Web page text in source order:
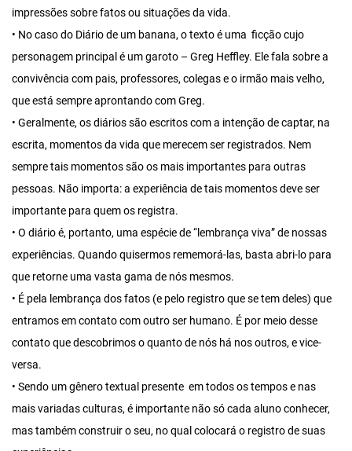
impressões sobre fatos ou situações da vida.
• No caso do Diário de um banana, o texto é uma ficção cujo
personagem principal é um garoto – Greg Heffley. Ele fala sobre a
convivência com pais, professores, colegas e o irmão mais velho,
que está sempre aprontando com Greg.
• Geralmente, os diários são escritos com a intenção de captar, na
escrita, momentos da vida que merecem ser registrados. Nem
sempre tais momentos são os mais importantes para outras
pessoas. Não importa: a experiência de tais momentos deve ser
importante para quem os registra.
• O diário é, portanto, uma espécie de “lembrança viva” de nossas
experiências. Quando quisermos rememorá-las, basta abri-lo para
que retorne uma vasta gama de nós mesmos.
• É pela lembrança dos fatos (e pelo registro que se tem deles) que
entramos em contato com outro ser humano. É por meio desse
contato que descobrimos o quanto de nós há nos outros, e vice-
versa.
• Sendo um gênero textual presente em todos os tempos e nas
mais variadas culturas, é importante não só cada aluno conhecer,
mas também construir o seu, no qual colocará o registro de suas